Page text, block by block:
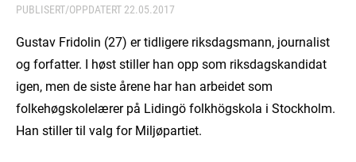
PUBLISERT/OPPDATERT 22.05.2017
Gustav Fridolin (27) er tidligere riksdagsmann, journalist
og forfatter. I høst stiller han opp som riksdagskandidat
igen, men de siste årene har han arbeidet som
folkehøgskolelærer på Lidingö folkhögskola i Stockholm.
Han stiller til valg for Miljøpartiet.